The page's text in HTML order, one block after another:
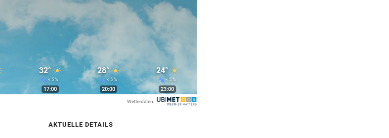
32°
< 5 %
17:00
28°
< 5 %
20:00
24°
< 5 %
23:00
Wetterdaten:
AKTUELLE DETAILS